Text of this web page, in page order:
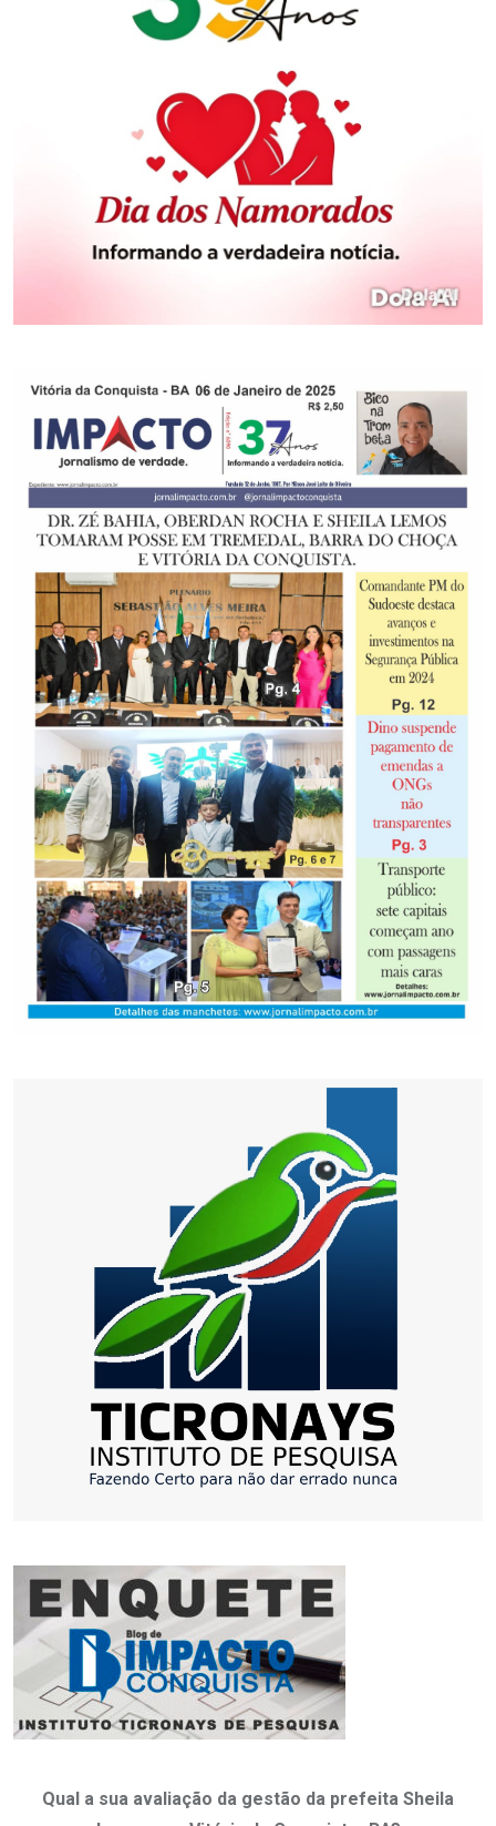
Qual a sua avaliação da gestão da prefeita Sheila